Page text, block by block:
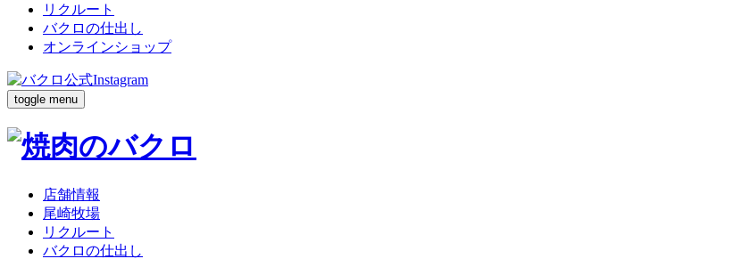
リクルート
バクロの仕出し
オンラインショップ
toggle menu
店舗情報
尾崎牧場
リクルート
バクロの仕出し